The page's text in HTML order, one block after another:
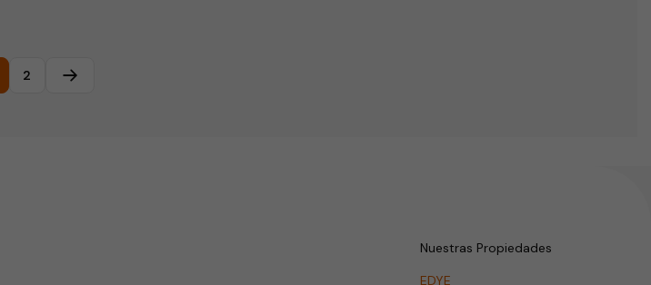
2 Página siguiente
Nuestras Propiedades
EDYE